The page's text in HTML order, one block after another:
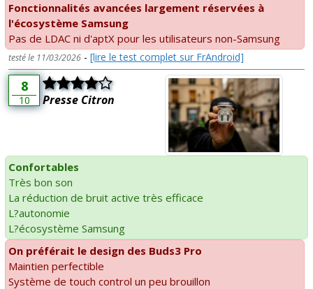
Fonctionnalités avancées largement réservées à
l'écosystème Samsung
Pas de LDAC ni d'aptX pour les utilisateurs non-Samsung
testé le 11/03/2026 - [lire le test complet sur FrAndroid]
8
10 Presse Citron
Confortables
Très bon son
La réduction de bruit active très efficace
L?autonomie
L?écosystème Samsung
On préférait le design des Buds3 Pro
Maintien perfectible
Système de touch control un peu brouillon